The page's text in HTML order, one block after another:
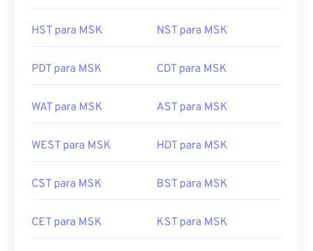
HST para MSK NST para MSK
PDT para MSK CDT para MSK
WAT para MSK AST para MSK
WEST para MSK HDT para MSK
CST para MSK BST para MSK
CET para MSK KST para MSK